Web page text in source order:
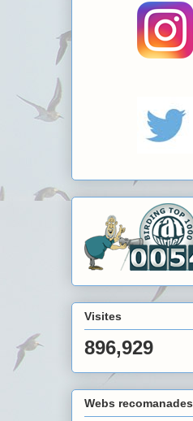
Visites
896,929
Webs recomanades